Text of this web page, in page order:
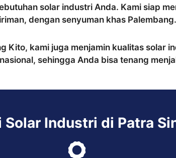
solar industri Anda. Kami siap
dengan senyuman khas Palembang.
Kito, kami juga menjamin kualitas solar
sehingga Anda bisa tenang
Solar Industri di Patra